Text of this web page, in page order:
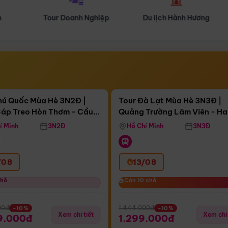
Tour Doanh Nghiệp Du lịch Hành Hương
04:56:19
Treo Hòn Thơm
Quốc Mùa Hè 3N2Đ |
Treo Hòn Thơm - Cầu
Viên Nước Aquatopia
Minh 3N2Đ
-10%
Xem chi tiết
Còn04 ngày 04:56:19
Tour Đà Lạt Mùa Hè 3N3Đ |
Quảng Trường Lâm Viên -
Hill - Puppy Farm
Hồ Chí Minh 3N3Đ
13/08
Còn 10 chỗ
Còn 10 chỗ
1.444.000đ -10%
1.299.000đ Xem